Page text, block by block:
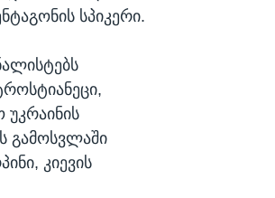
სპიკერი.
გამოსვლაში
კიევის